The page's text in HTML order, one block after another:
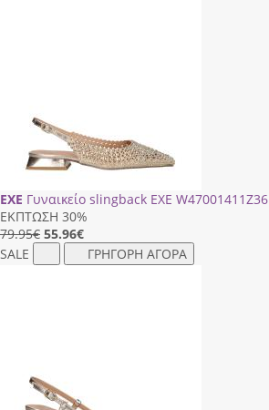
EXE Γυναικείο slingback ΕΧΕ W47001411Ζ36
ΕΚΠΤΩΣΗ 30%
79.95€ 55.96€
SALE
ΓΡΗΓΟΡΗ ΑΓΟΡΑ